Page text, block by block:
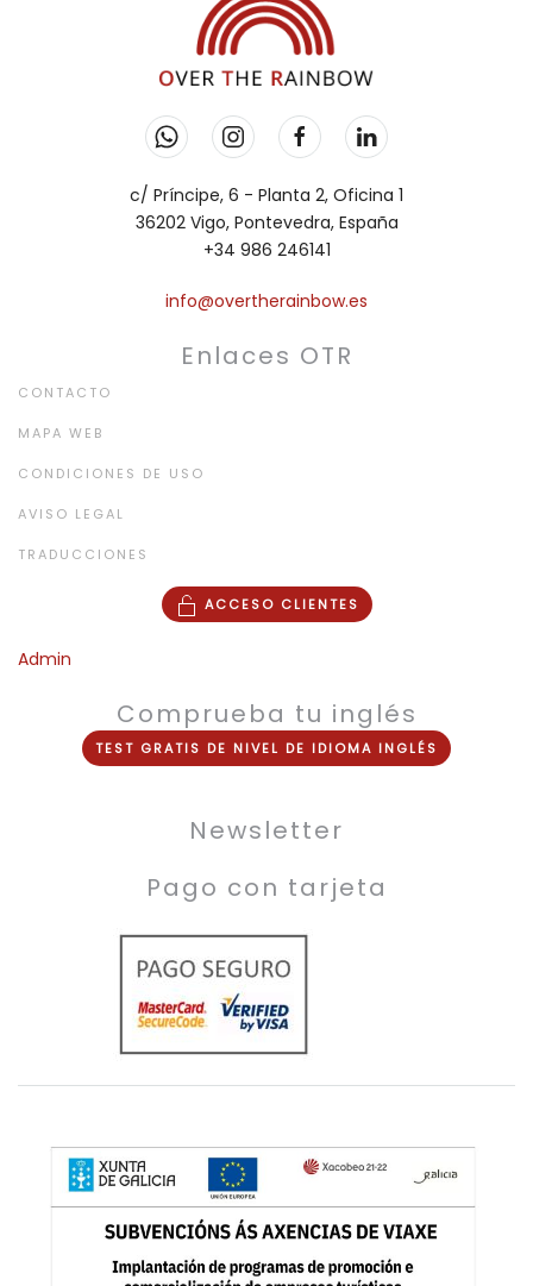
c/ Príncipe, 6 - Planta 2, Oficina 1
36202 Vigo, Pontevedra, España
+34 986 246141
info@overtherainbow.es
Enlaces OTR
CONTACTO
MAPA WEB
CONDICIONES DE USO
AVISO LEGAL
TRADUCCIONES
ACCESO CLIENTES
Admin
Comprueba tu inglés
TEST GRATIS DE NIVEL DE IDIOMA INGLÉS
Newsletter
Pago con tarjeta